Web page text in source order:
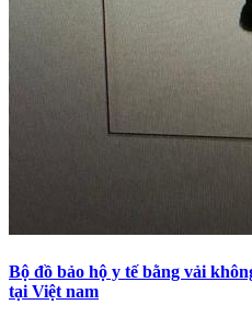
Bộ đồ bảo hộ y tế bằng vải
tại Việt nam